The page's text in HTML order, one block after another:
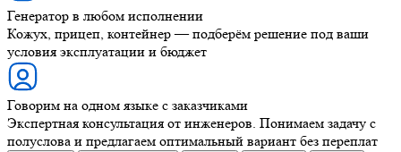
Генератор в любом исполнении
Кожух, прицеп, контейнер — подберём решение под ваши
условия эксплуатации и бюджет
Говорим на одном языке с заказчиками
Экспертная консультация от инженеров. Понимаем задачу с
полуслова и предлагаем оптимальный вариант без переплат